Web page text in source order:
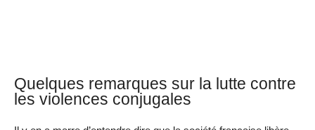
Quelques remarques sur la lutte contre
les violences conjugales